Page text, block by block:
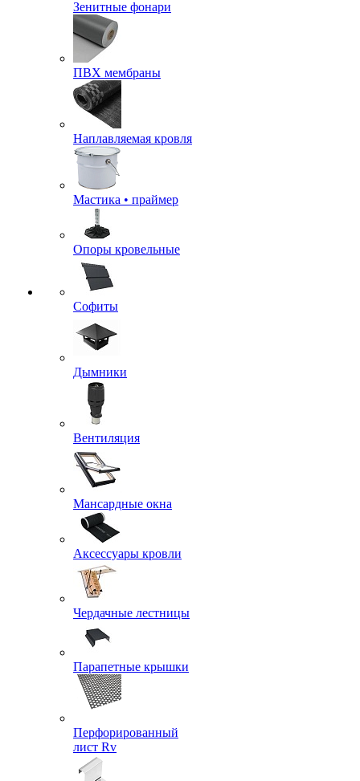
Зенитные фонари
ПВХ мембраны
Наплавляемая кровля
Мастика • праймер
Опоры кровельные
Софиты
Дымники
Вентиляция
Мансардные окна
Аксессуары кровли
Чердачные лестницы
Парапетные крышки
Перфорированный
лист Rv